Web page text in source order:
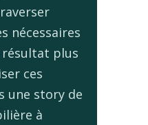
nécessaires
plus
ces
une story de
à